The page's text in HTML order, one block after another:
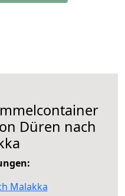
Düren nach
Malakka